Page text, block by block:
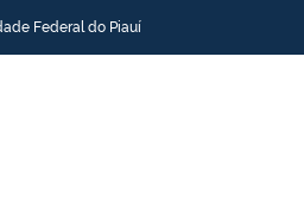
Federal do Piauí